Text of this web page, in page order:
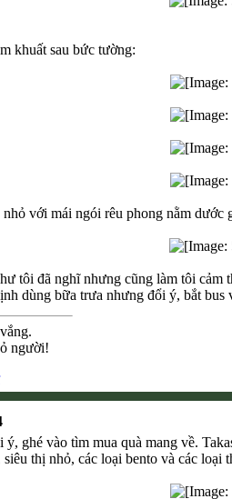
khuất sau bức tường:
với mái ngói rêu phong nằm dước
tôi đã nghĩ nhưng cũng làm tôi cảm
dùng bữa trưa nhưng đổi ý, bắt
người!
ý, ghé vào tìm mua quà mang về.
thị nhỏ, các loại bento và các loại